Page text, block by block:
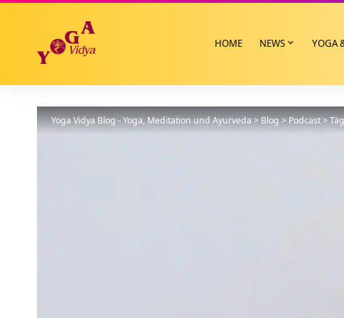
HOME NEWS YOGA
Yoga Vidya Blog - Yoga, Meditation und Ayurveda>Blog>Podcast>